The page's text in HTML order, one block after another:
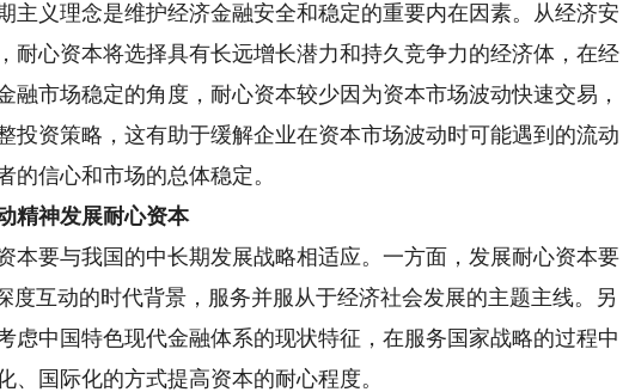
主义理念是维护经济金融安全和稳定的重要内在因素。从经济安
耐心资本将选择具有长远增长潜力和持久竞争力的经济体，在经
融市场稳定的角度，耐心资本较少因为资本市场波动快速交易，
投资策略，这有助于缓解企业在资本市场波动时可能遇到的流动
的信心和市场的总体稳定。
神发展耐心资本
要与我国的中长期发展战略相适应。一方面，发展耐心资本要
度互动的时代背景，服务并服从于经济社会发展的主题主线。另
虑中国特色现代金融体系的现状特征，在服务国家战略的过程中
国际化的方式提高资本的耐心程度。